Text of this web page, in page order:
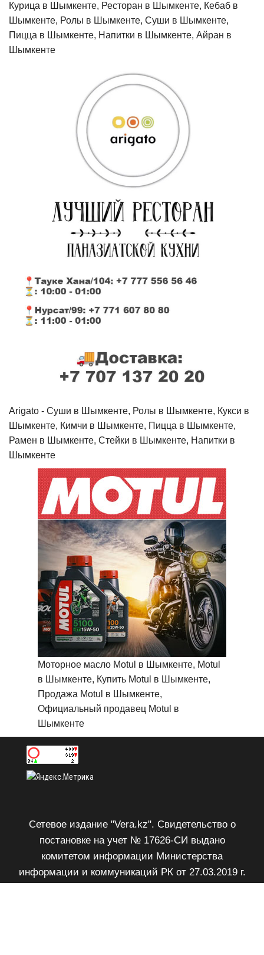
Курица в Шымкенте, Ресторан в Шымкенте, Кебаб в
Шымкенте, Ролы в Шымкенте, Суши в Шымкенте,
Пицца в Шымкенте, Напитки в Шымкенте, Айран в
Шымкенте
Arigato - Cуши в Шымкенте, Ролы в Шымкенте, Кукси в
Шымкенте, Кимчи в Шымкенте, Пицца в Шымкенте,
Рамен в Шымкенте, Стейки в Шымкенте, Напитки в
Шымкенте
Моторное масло Motul в Шымкенте, Motul
в Шымкенте, Купить Motul в Шымкенте,
Продажа Motul в Шымкенте,
Официальный продавец Motul в
Шымкенте
Сетевое издание "Vera.kz". Свидетельство о
постановке на учет № 17626-СИ выдано
комитетом информации Министерства
информации и коммуникаций РК от 27.03.2019 г.